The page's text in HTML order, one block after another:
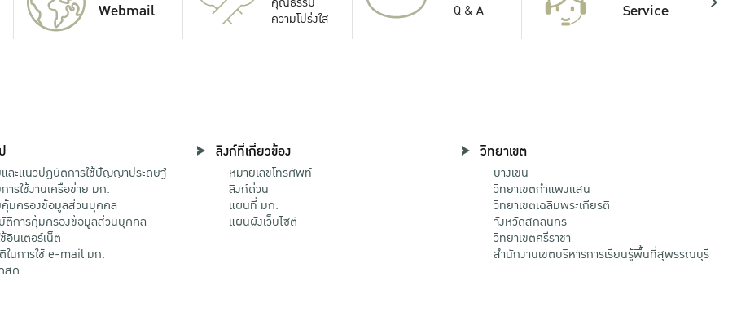
Webmail
ความโปร่งใส
Q & A Service
ละแนวปฏิบัติการใช้ปัญญาประดิษฐ์
ารใช้งานเครือข่าย มก.
คุ้มครองข้อมูลส่วนบุคคล
ติการคุ้มครองข้อมูลส่วนบุคคล
อินเตอร์เน็ต
นการใช้ e-mail มก.
สด
ลิงก์ที่เกี่ยวข้อง
หมายเลขโทรศัพท์
ลิงก์ด่วน
แผนที่ มก.
แผนผังเว็บไซต์
วิทยาเขต
บางเขน
วิทยาเขตกําแพงแสน
วิทยาเขตเฉลิมพระเกียรติ
จังหวัดสกลนคร
วิทยาเขตศรีราชา
สำนักงานเขตบริหารการเรียนรู้พื้นที่สุพรรณบุรี